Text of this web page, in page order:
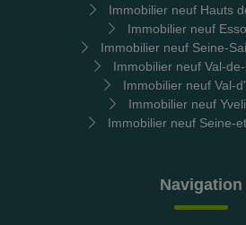
Immobilier neuf Hauts
Immobilier neuf
Immobilier neuf Seine-
Immobilier neuf Val-
Immobilier neuf Val-
Immobilier neuf
Immobilier neuf Seine-
Navigation